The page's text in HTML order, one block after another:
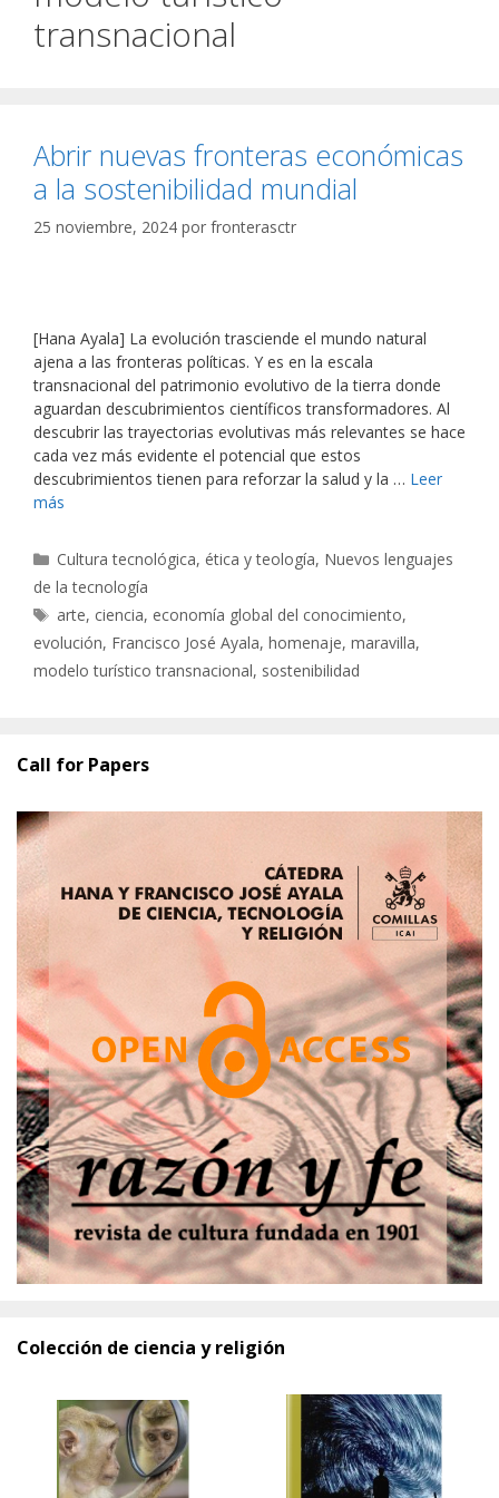
transnacional
Abrir nuevas fronteras económicas
a la sostenibilidad mundial
25 noviembre, 2024 por fronterasctr
[Hana Ayala] La evolución trasciende el mundo natural
ajena a las fronteras políticas. Y es en la escala
transnacional del patrimonio evolutivo de la tierra donde
aguardan descubrimientos científicos transformadores. Al
descubrir las trayectorias evolutivas más relevantes se hace
cada vez más evidente el potencial que estos
descubrimientos tienen para reforzar la salud y la … Leer
más
Categorías
Cultura tecnológica, ética y teología, Nuevos lenguajes
de la tecnología
Etiquetas
arte, ciencia, economía global del conocimiento,
evolución, Francisco José Ayala, homenaje, maravilla,
modelo turístico transnacional, sostenibilidad
Call for Papers
Colección de ciencia y religión